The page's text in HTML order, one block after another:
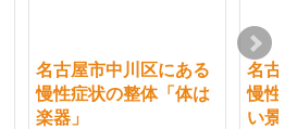
名古屋市中川区にある
慢性症状の整体「体は
楽器」
名
慢
い